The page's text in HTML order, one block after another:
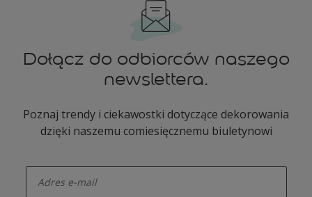
Dołącz do odbiorców naszego
newslettera.
Poznaj trendy i ciekawostki dotyczące dekorowania
dzięki naszemu comiesięcznemu biuletynowi